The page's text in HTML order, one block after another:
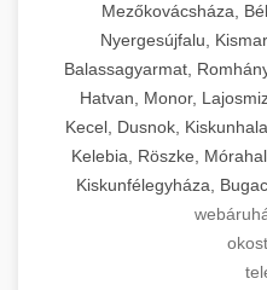
Mezőkovácsháza,
Nyergesújfalu,
Balassagyarmat,
Hatvan, Monor,
Kecel, Dusnok,
Kelebia, Röszke,
Kiskunfélegyháza,